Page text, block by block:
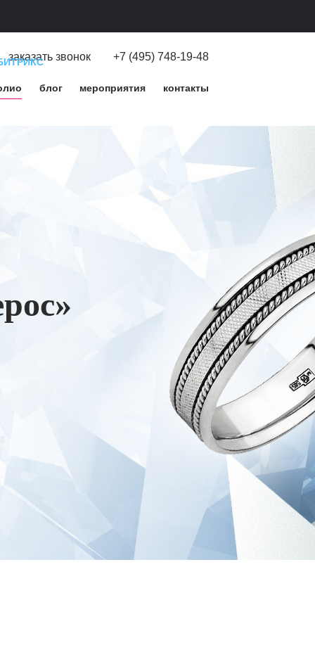
заказать звонок +7 (495) 748-19-48
блог мероприятия контакты